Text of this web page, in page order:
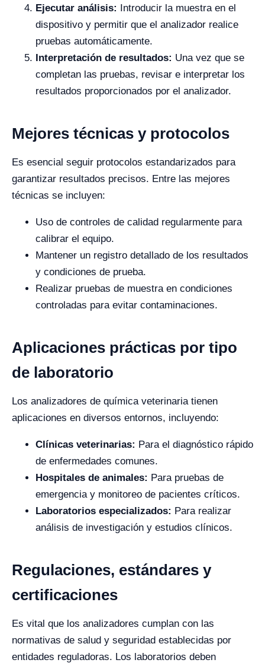
Ejecutar análisis: Introducir la muestra en el
dispositivo y permitir que el analizador realice
pruebas automáticamente.
Interpretación de resultados: Una vez que se
completan las pruebas, revisar e interpretar los
resultados proporcionados por el analizador.
Mejores técnicas y protocolos
Es esencial seguir protocolos estandarizados para
garantizar resultados precisos. Entre las mejores
técnicas se incluyen:
Uso de controles de calidad regularmente para
calibrar el equipo.
Mantener un registro detallado de los resultados
y condiciones de prueba.
Realizar pruebas de muestra en condiciones
controladas para evitar contaminaciones.
Aplicaciones prácticas por tipo
de laboratorio
Los analizadores de química veterinaria tienen
aplicaciones en diversos entornos, incluyendo:
Clínicas veterinarias: Para el diagnóstico rápido
de enfermedades comunes.
Hospitales de animales: Para pruebas de
emergencia y monitoreo de pacientes críticos.
Laboratorios especializados: Para realizar
análisis de investigación y estudios clínicos.
Regulaciones, estándares y
certificaciones
Es vital que los analizadores cumplan con las
normativas de salud y seguridad establecidas por
entidades reguladoras. Los laboratorios deben